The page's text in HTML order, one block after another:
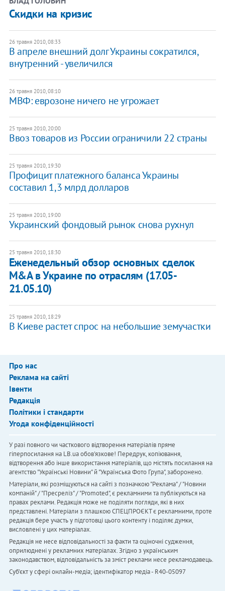
Скидки на кризис
26 травня 2010, 08:33
В апреле внешний долг Украины сократился,
внутренний - увеличился
26 травня 2010, 08:10
МВФ: еврозоне ничего не угрожает
25 травня 2010, 20:00
Ввоз товаров из России ограничили 22 страны
25 травня 2010, 19:30
Профицит платежного баланса Украины
составил 1,3 млрд долларов
25 травня 2010, 19:00
Украинский фондовый рынок снова рухнул
25 травня 2010, 18:30
Еженедельный обзор основных сделок
M&A в Украине по отраслям (17.05-
21.05.10)
25 травня 2010, 18:29
В Киеве растет спрос на небольшие земучастки
Про нас
Реклама на сайті
Івенти
Редакція
Політики і стандарти
Угода конфіденційності
У разі повного чи часткового відтворення матеріалів пряме
гіперпосилання на LB.ua обов'язкове! Передрук, копіювання,
відтворення або інше використання матеріалів, що містять посилання на
агентство "Українськi Новини" й "Українська Фото Група", заборонено.
Матеріали, які розміщуються на сайті з позначкою "Реклама" / "Новини
компаній" / "Пресреліз" / "Promoted", є рекламними та публікуються на
правах реклами. Редакція може не поділяти погляди, які в них
представлені. Матеріали з плашкою СПЕЦПРОЄКТ є рекламними, проте
редакція бере участь у підготовці цього контенту і поділяє думки,
висловлені у цих матеріалах.
Редакція не несе відповідальності за факти та оціночні судження,
оприлюднені у рекламних матеріалах. Згідно з українським
законодавством, відповідальність за зміст реклами несе рекламодавець.
Cуб'єкт у сфері онлайн-медіа; ідентифікатор медіа - R40-05097